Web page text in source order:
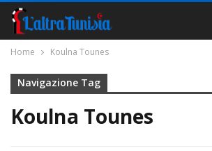
Home Koulna Tounes
Navigazione Tag
Koulna Tounes